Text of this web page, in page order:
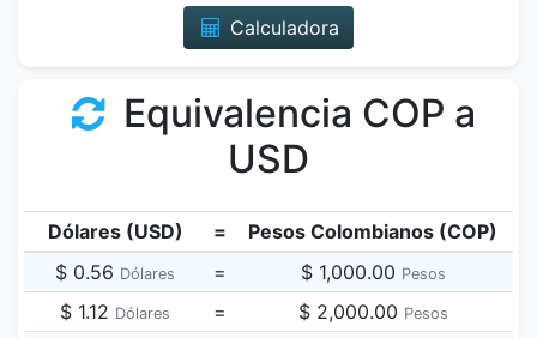
Calculadora
Equivalencia COP a
USD
Dólares (USD) =
Pesos Colombianos (COP)
$ 0.56 Dólares = $ 1,000.00 Pesos
$ 1.12 Dólares = $ 2,000.00 Pesos